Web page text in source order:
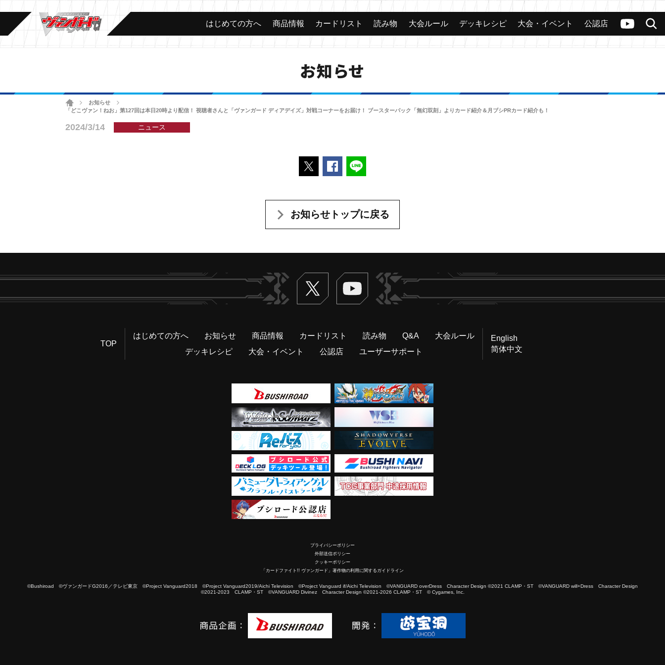
ヴァンガードch
検索
カード 大会 公認店舗 その他
はじめての方へ 商品情報 カードリスト 読み物 大会ルール デッキレシピ 大会・イベント 公認店
お知らせ
ホームお知らせ
「どこヴァン！ねお」第127回は本日20時より配信！ 視聴者さんと「ヴァンガード ディアデイズ」対戦コーナーをお届け！ ブースターパック「無幻双刻」よりカード紹介＆月ブシPRカード紹介も！
2024/3/14 ニュース
ポストするFacebookでシェアする
お知らせトップに戻る
Twitter ヴァンガードch
TOP
はじめての方へ お知らせ 商品情報 カードリスト 読み物 Q&A
大会ルール
デッキレシピ
大会・イベント 公認店 ユーザーサポート
English
简体中文
プライバシーポリシー
外部送信ポリシー
クッキーポリシー
「カードファイト!! ヴァンガード」著作物の利用に関するガイドライン
©Bushiroad ©ヴァンガードG2016／テレビ東京 ©Project Vanguard2018 ©Project Vanguard2019/Aichi Television ©Project Vanguard if/Aichi Television ©VANGUARD overDress Character Design ©2021 CLAMP・ST ©VANGUARD will+Dress Character Design
©2021-2023 CLAMP・ST ©VANGUARD Divinez Character Design ©2021-2026 CLAMP・ST © Cygames, Inc.